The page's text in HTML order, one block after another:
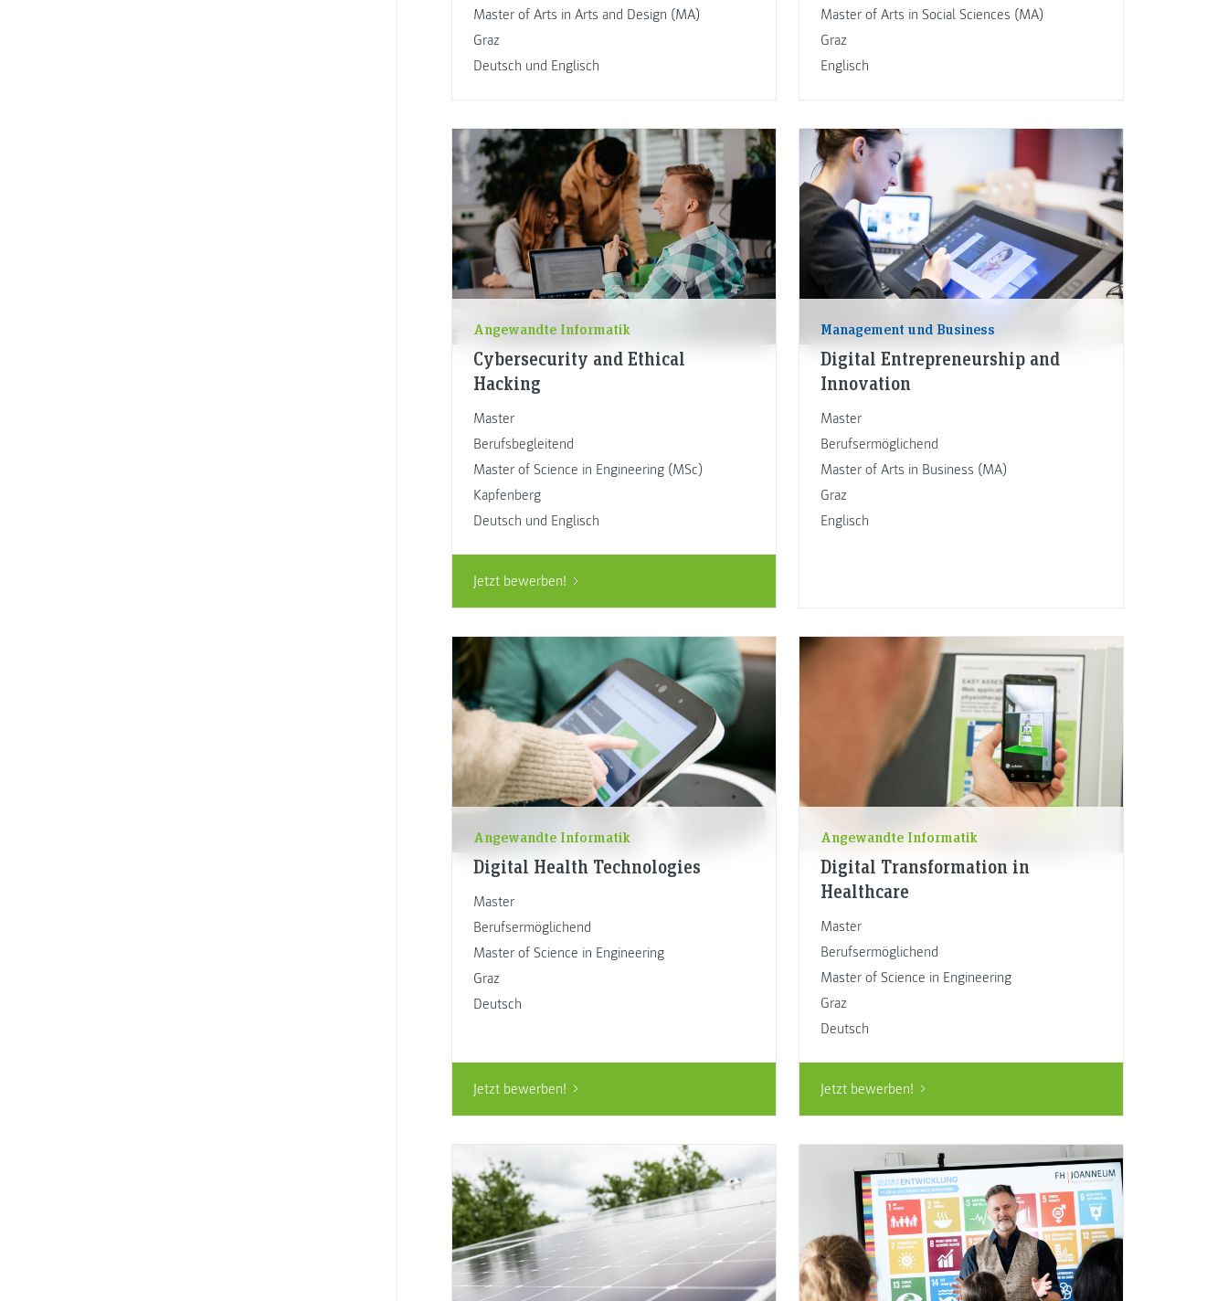
Master of Arts in Arts and Design (MA)
Graz
Deutsch und Englisch
Master of Arts in Social Sciences (MA)
Graz
Englisch
Angewandte Informatik
Cybersecurity and Ethical
Hacking
Master
Berufsbegleitend
Master of Science in Engineering (MSc)
Kapfenberg
Deutsch und Englisch
Jetzt bewerben!
Management und Business
Digital Entrepreneurship and
Innovation
Master
Berufsermöglichend
Master of Arts in Business (MA)
Graz
Englisch
Angewandte Informatik
Digital Health Technologies
Master
Berufsermöglichend
Master of Science in Engineering
Graz
Deutsch
Jetzt bewerben!
Angewandte Informatik
Digital Transformation in
Healthcare
Master
Berufsermöglichend
Master of Science in Engineering
Graz
Deutsch
Jetzt bewerben!